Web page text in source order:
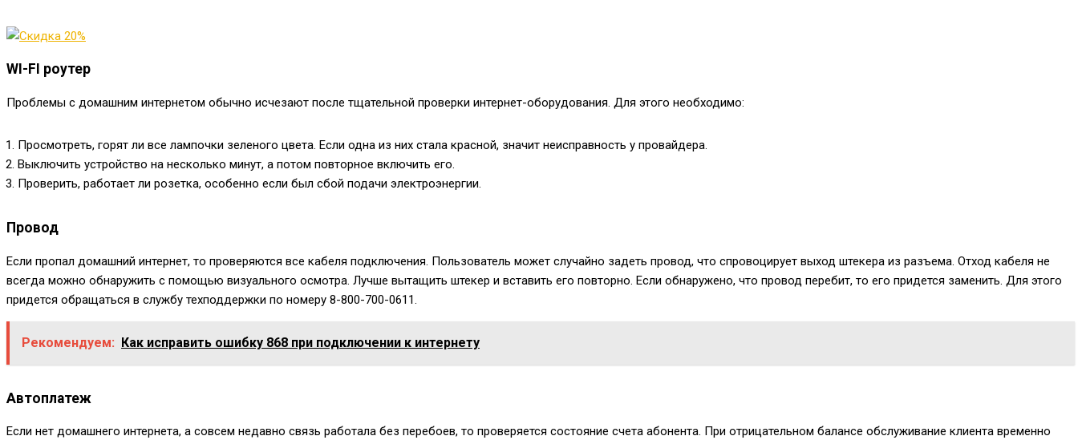
WI-FI роутер
Проблемы с домашним интернетом обычно исчезают после тщательной проверки интернет-оборудования. Для этого необходимо:
Просмотреть, горят ли все лампочки зеленого цвета. Если одна из них стала красной, значит неисправность у провайдера.
Выключить устройство на несколько минут, а потом повторное включить его.
Проверить, работает ли розетка, особенно если был сбой подачи электроэнергии.
Провод
Если пропал домашний интернет, то проверяются все кабеля подключения. Пользователь может случайно задеть провод, что спровоцирует выход штекера из разъема. Отход кабеля не
всегда можно обнаружить с помощью визуального осмотра. Лучше вытащить штекер и вставить его повторно. Если обнаружено, что провод перебит, то его придется заменить. Для этого
придется обращаться в службу техподдержки по номеру 8-800-700-0611.
Рекомендуем: Как исправить ошибку 868 при подключении к интернету
Автоплатеж
Если нет домашнего интернета, а совсем недавно связь работала без перебоев, то проверяется состояние счета абонента. При отрицательном балансе обслуживание клиента временно